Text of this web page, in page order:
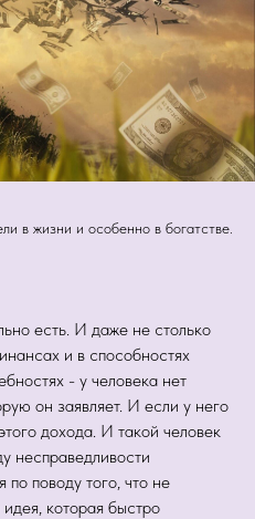
в жизни и особенно в богатстве.
есть. И даже не столько
и в способностях
- у человека нет
он заявляет. И если у него
дохода. И такой человек
несправедливости
по поводу того, что не
которая быстро